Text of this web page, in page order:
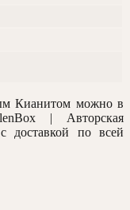
Кианитом можно в
| Авторская
доставкой по всей